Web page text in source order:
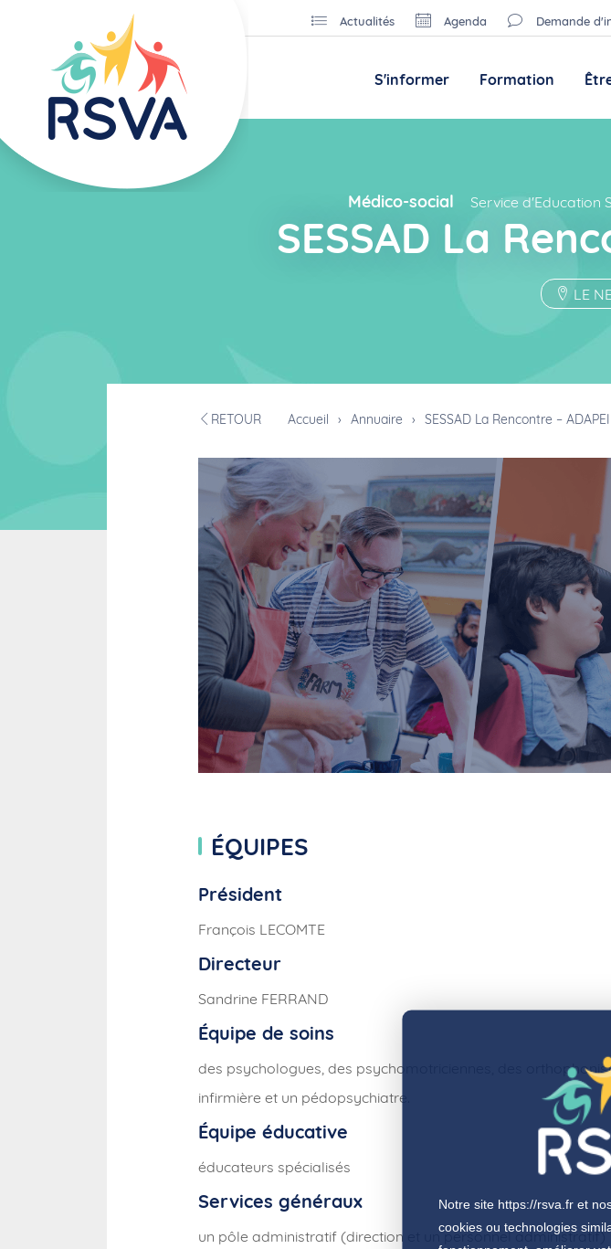
Actualités Agenda Demande
S'informer Formation
Médico-social Service d'Education
SESSAD La
LE
RETOUR Accueil › Annuaire › SESSAD La Rencontre –
ÉQUIPES
Président
François LECOMTE
Directeur
Sandrine FERRAND
Équipe de soins
des psychologues, des psychomotriciennes, des
infirmière et un pédopsychiatre.
Équipe éducative
éducateurs spécialisés
Services généraux
un pôle administratif (direction et un personnel administratif)
Notre site https://rsva.fr et
cookies ou technologies